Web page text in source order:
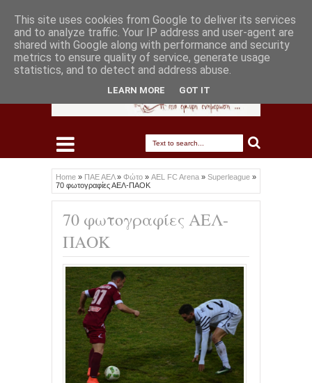
Home » ΠΑΕ ΑΕΛ» Φώτο » AEL FC Arena » Superleague »
70 φωτογραφίες ΑΕΛ-ΠΑΟΚ
70 φωτογραφίες ΑΕΛ-
ΠΑΟΚ
This site uses cookies from Google to deliver its services
and to analyze traffic. Your IP address and user-agent are
shared with Google along with performance and security
metrics to ensure quality of service, generate usage
statistics, and to detect and address abuse.
LEARN MORE GOT IT